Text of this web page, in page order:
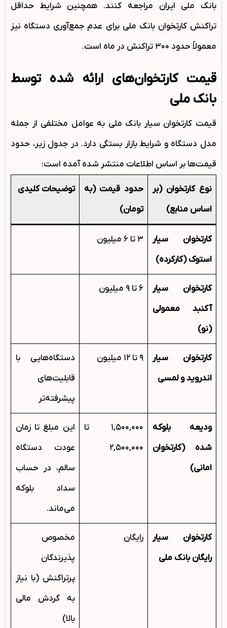
بانک ملی ایران مراجعه کنند. همچنین شرایط حداقل
تراکنش کارتخوان بانک ملی برای عدم جمع‌آوری دستگاه نیز
معمولاً حدود ۳۰۰ تراکنش در ماه است.
قیمت کارتخوان‌های ارائه شده توسط
بانک ملی
قیمت کارتخوان سیار بانک ملی به عوامل مختلفی از جمله
مدل دستگاه و شرایط بازار بستگی دارد. در جدول زیر، حدود
قیمت‌ها بر اساس اطلاعات منتشر شده آمده است:
نوع کارتخوان (بر
اساس منابع)
حدود قیمت (به
تومان)
توضیحات کلیدی
کارتخوان سیار
استوک (کارکرده)
۳ تا ۶ میلیون
کارتخوان سیار
آکنبد معمولی
(نو)
۶ تا ۹ میلیون
کارتخوان سیار
اندروید و لمسی
۹ تا ۱۲ میلیون
دستگاه‌هایی با
قابلیت‌های
پیشرفته‌تر
ودیعه بلوکه
شده (کارتخوان
امانی)
۱,۵۰۰,۰۰۰ تا
۲,۵۰۰,۰۰۰
این مبلغ تا زمان
عودت دستگاه
سالم، در حساب
سداد بلوکه
می‌ماند.
کارتخوان سیار
رایگان بانک ملی
رایگان
مخصوص
پذیرندگان
پرتراکنش (با نیاز
به گردش مالی
بالا)